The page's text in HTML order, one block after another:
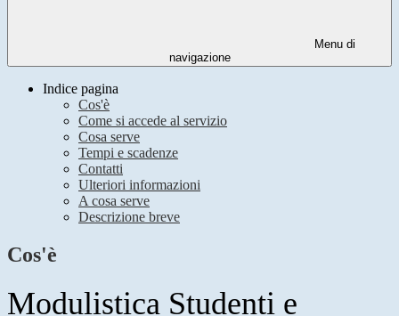
Menu di
navigazione
Indice pagina
Cos'è
Come si accede al servizio
Cosa serve
Tempi e scadenze
Contatti
Ulteriori informazioni
A cosa serve
Descrizione breve
Cos'è
Modulistica Studenti e